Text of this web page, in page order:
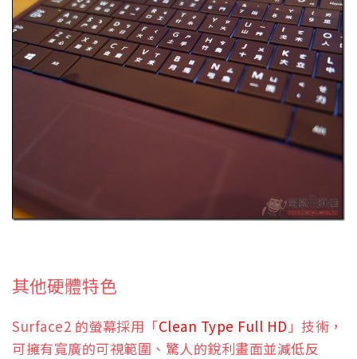
其他硬體特色
Surface2 的螢幕採用「Clean Type Full HD 」技術，
可擁有寬廣的可視範圍、驚人的銳利畫面並減低反